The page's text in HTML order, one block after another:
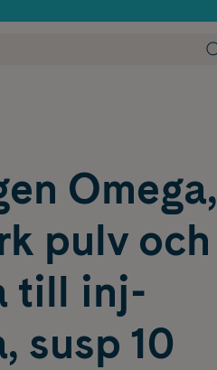
Omega,
pulv och
till inj-
susp 10